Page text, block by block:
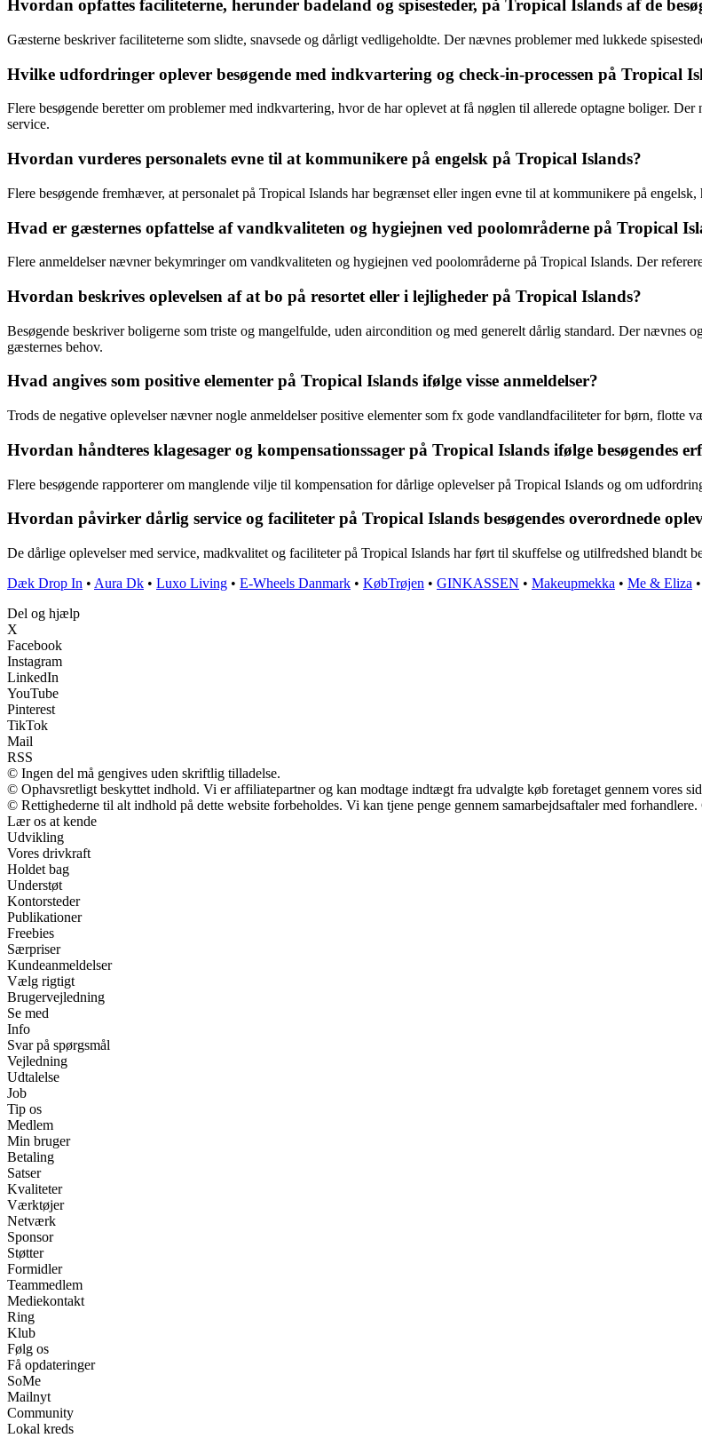
Hvordan opfattes faciliteterne, herunder badeland og spisesteder, på Tropical Islands af de
Gæsterne beskriver faciliteterne som slidte, snavsede og dårligt vedligeholdte. Der nævnes problemer med lukkede
Hvilke udfordringer oplever besøgende med indkvartering og check-in-processen på Tropical
Flere besøgende beretter om problemer med indkvartering, hvor de har oplevet at få nøglen til allerede optagne boliger.
service.
Hvordan vurderes personalets evne til at kommunikere på engelsk på Tropical Islands?
Flere besøgende fremhæver, at personalet på Tropical Islands har begrænset eller ingen evne til at kommunikere på
Hvad er gæsternes opfattelse af vandkvaliteten og hygiejnen ved poolområderne på Tropical
Flere anmeldelser nævner bekymringer om vandkvaliteten og hygiejnen ved poolområderne på Tropical Islands. Der
Hvordan beskrives oplevelsen af at bo på resortet eller i lejligheder på Tropical Islands?
Besøgende beskriver boligerne som triste og mangelfulde, uden aircondition og med generelt dårlig standard. Der nævnes
gæsternes behov.
Hvad angives som positive elementer på Tropical Islands ifølge visse anmeldelser?
Trods de negative oplevelser nævner nogle anmeldelser positive elementer som fx gode vandlandfaciliteter for børn, flotte
Hvordan håndteres klagesager og kompensationssager på Tropical Islands ifølge besøgendes
Flere besøgende rapporterer om manglende vilje til kompensation for dårlige oplevelser på Tropical Islands og om
Hvordan påvirker dårlig service og faciliteter på Tropical Islands besøgendes overordnede
De dårlige oplevelser med service, madkvalitet og faciliteter på Tropical Islands har ført til skuffelse og utilfredshed blandt
Dæk Drop In • Aura Dk • Luxo Living • E-Wheels Danmark • KøbTrøjen • GINKASSEN • Makeupmekka • Me & Eliza •
Del og hjælp
X
Facebook
Instagram
LinkedIn
YouTube
Pinterest
TikTok
Mail
RSS
© Ingen del må gengives uden skriftlig tilladelse.
© Ophavsretligt beskyttet indhold. Vi er affiliatepartner og kan modtage indtægt fra udvalgte køb foretaget gennem vores
© Rettighederne til alt indhold på dette website forbeholdes. Vi kan tjene penge gennem samarbejdsaftaler med
Lær os at kende
Udvikling
Vores drivkraft
Holdet bag
Understøt
Kontorsteder
Publikationer
Freebies
Særpriser
Kundeanmeldelser
Vælg rigtigt
Brugervejledning
Se med
Info
Svar på spørgsmål
Vejledning
Udtalelse
Job
Tip os
Medlem
Min bruger
Betaling
Satser
Kvaliteter
Værktøjer
Netværk
Sponsor
Støtter
Formidler
Teammedlem
Mediekontakt
Ring
Klub
Følg os
Få opdateringer
SoMe
Mailnyt
Community
Lokal kreds